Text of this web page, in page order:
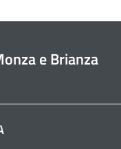
e Brianza